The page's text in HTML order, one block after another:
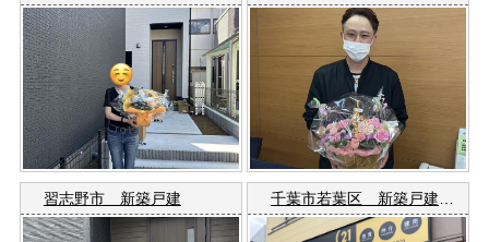
習志野市 新築戸建